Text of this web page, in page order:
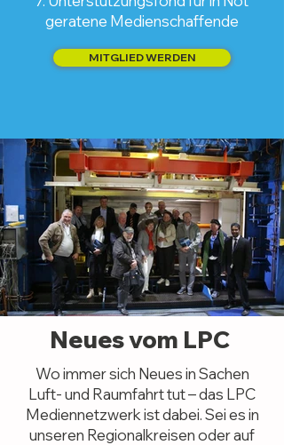
geratene Medienschaffende
MITGLIED WERDEN
Neues vom LPC
Wo immer sich Neues in Sachen
Luft- und Raumfahrt tut – das LPC
Mediennetzwerk ist dabei. Sei es in
unseren Regionalkreisen oder auf